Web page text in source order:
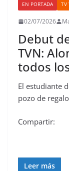
EN PORTADA TV
02/07/2026
Debut
TVN:
todos
El estudiante
pozo de
Compartir:
Leer más